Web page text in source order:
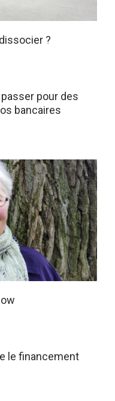
?
pour des
bancaires
le financement